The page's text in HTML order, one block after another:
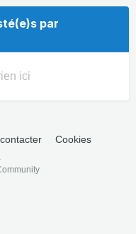
par
ici
Cookies